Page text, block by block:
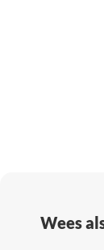
Wees